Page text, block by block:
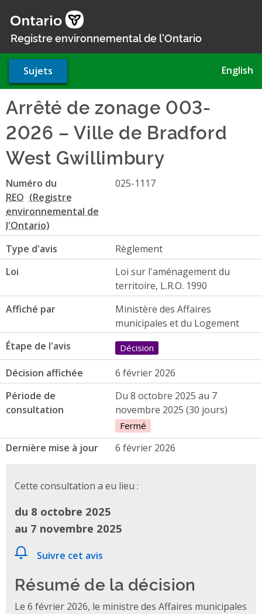
au
contenu
Registre environnemental de l'Ontario
Sujets English
Arrêté de zonage 003-
2026 – Ville de Bradford
West Gwillimbury
Numéro du
REO
025-1117
Type d'avis
Règlement
Loi
Loi sur l'aménagement du
territoire, L.R.O. 1990
Affiché par
Ministère des Affaires
municipales et du Logement
Étape de l'avis
Décision
Décision affichée
6 février 2026
Période de
consultation
Du 8 octobre 2025 au 7
novembre 2025 (30 jours)
Fermé
Dernière mise à jour 6 février 2026
Cette consultation a eu lieu :
du 8 octobre 2025
au 7 novembre 2025
Suivre cet avis
Résumé de la décision
Le 6 février 2026, le ministre des Affaires municipales